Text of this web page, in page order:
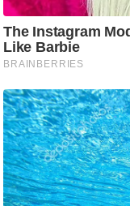
B
r
e
a
k
i
n
g